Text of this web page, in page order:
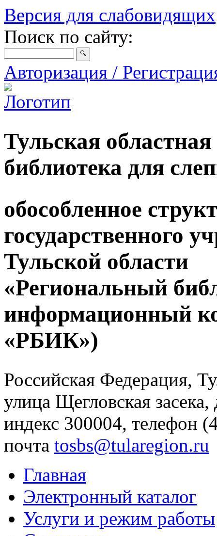
Версия для слабовидящих
Поиск по сайту:
Авторизация /
Тульская
библиотека для
обособленное
государственного
Тульской области
«Региональный
информационный
«РБИК»)
Российская Федерация,
улица Щегловская
индекс 300004, телефон
почта tosbs@tularegion.ru
Главная
Электронный каталог
Услуги и режим работы